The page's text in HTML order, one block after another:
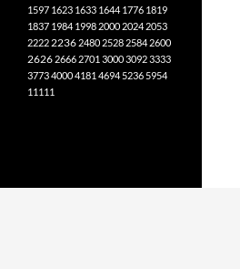
1597 1623 1633 1644 1776 1819
1837 1984 1998 2000 2024 2053
2222 2236 2480 2528 2584 2600
2626 2666 2701 300030923333
377340004181 4694 5236 5954
11111